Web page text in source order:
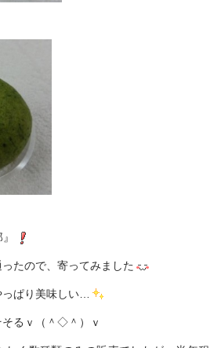
たので、寄ってみました
ぱり美味しい…
るｖ（＾◇＾）ｖ